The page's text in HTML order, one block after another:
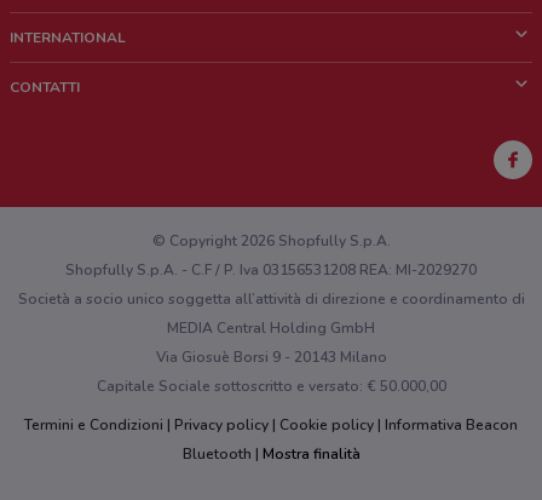
Chi siamo
Lavora con noi
Richieste commerciali e marketing
INTERNATIONAL
CONTATTI
Hai un malfunzionamento sul web o sull'app?
© Copyright 2026 Shopfully S.p.A.
Shopfully S.p.A. - C.F / P. Iva 03156531208 REA: MI-2029270
Società a socio unico soggetta all’attività di direzione e coordinamento di
MEDIA Central Holding GmbH
Via Giosuè Borsi 9 - 20143 Milano
Capitale Sociale sottoscritto e versato: € 50.000,00
Termini e Condizioni
Privacy policy Cookie policy
Informativa Beacon
Bluetooth
Mostra finalità